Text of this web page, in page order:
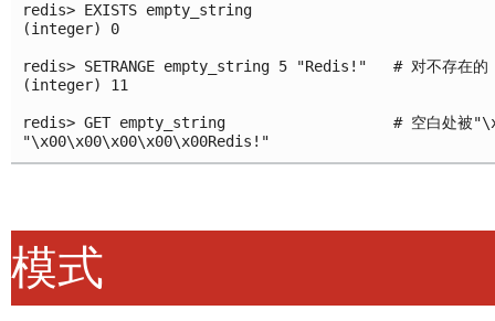
redis> EXISTS empty_string
(integer) 0
redis> SETRANGE empty_string 5 "Redis!"   # 对不存在的
(integer) 11
redis> GET empty_string                   # 空白处被
模式